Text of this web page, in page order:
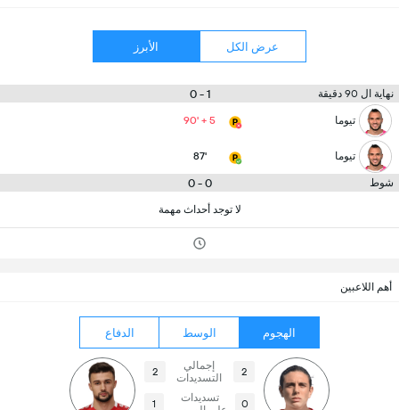
عرض الكل الأبرز
نهاية ال 90 دقيقة 1 - 0
تيوما 90' + 5
تيوما 87'
شوط 0 - 0
لا توجد أحداث مهمة
أهم اللاعبين
الهجوم الوسط الدفاع
2
إجمالي
التسديدات
2
0
تسديدات
1